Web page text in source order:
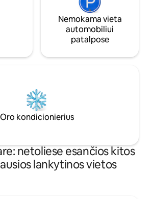
Nemokama vieta
automobiliui
patalpose
Oro kondicionierius
netoliese esančios kitos
lankytinos vietos